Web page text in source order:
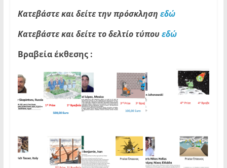
Κατεβάστε και δείτε την πρόσκληση εδώ
Κατεβάστε και δείτε το δελτίο τύπουεδώ
Βραβεία έκθεσης :